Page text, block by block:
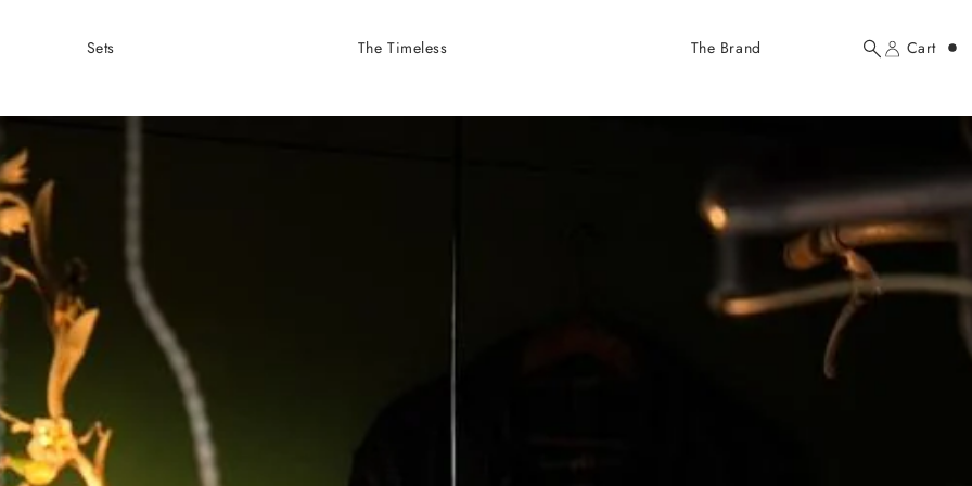
Sets The Timeless The Brand
Search
Account
Cart
Your cart